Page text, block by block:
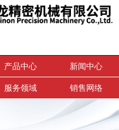
产品中心 新闻中心
服务领域 销售网络
搜索